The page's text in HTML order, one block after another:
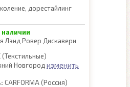
дорестайлинг
наличии
Лэнд Ровер Дискавери
Новгород изменить
CARFORMA (Россия)